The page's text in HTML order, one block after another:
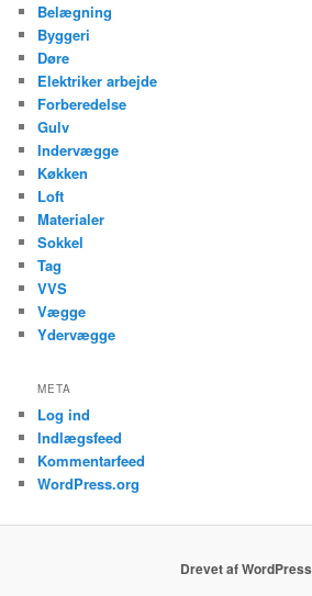
Belægning
Byggeri
Døre
Elektriker arbejde
Forberedelse
Gulv
Indervægge
Køkken
Loft
Materialer
Sokkel
Tag
VVS
Vægge
Ydervægge
META
Log ind
Indlægsfeed
Kommentarfeed
WordPress.org
Drevet af WordPress